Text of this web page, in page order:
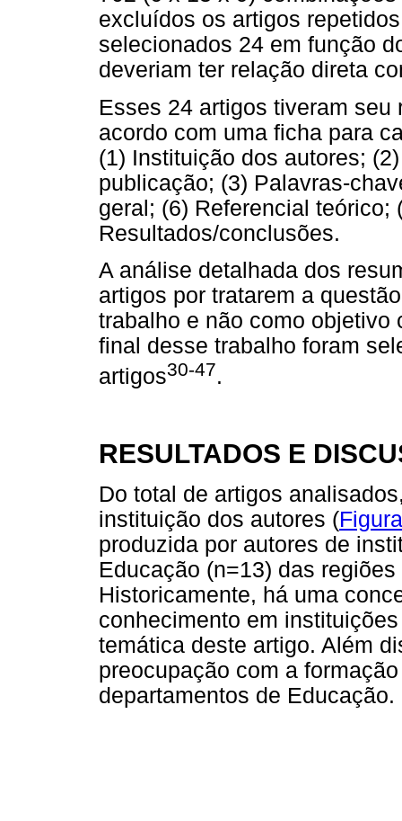
excluídos os artigos
selecionados 24 em função
deveriam ter relação direta
Esses 24 artigos tiveram
acordo com uma ficha para
(1) Instituição dos autores;
publicação; (3) Palavras-
geral; (6) Referencial teórico;
Resultados/conclusões.
A análise detalhada dos
artigos por tratarem a
trabalho e não como objetivo
final desse trabalho foram
artigos30-47.
RESULTADOS E
Do total de artigos
instituição dos autores (
produzida por autores de
Educação (n=13) das
Historicamente, há uma
conhecimento em
temática deste artigo. Além
preocupação com a
departamentos de Educação.